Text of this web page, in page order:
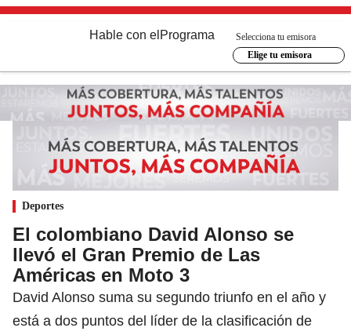
Hable con el Programa
Selecciona tu emisora
Elige tu emisora
Deportes
El colombiano David Alonso se
llevó el Gran Premio de Las
Américas en Moto 3
David Alonso suma su segundo triunfo en el año y
está a dos puntos del líder de la clasificación de